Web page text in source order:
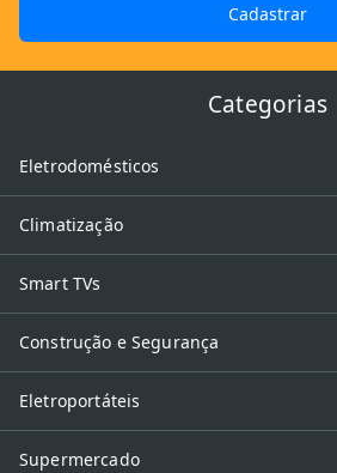
Cadastrar
Categorias
Eletrodomésticos
Climatização
Smart TVs
Construção e Segurança
Eletroportáteis
Supermercado